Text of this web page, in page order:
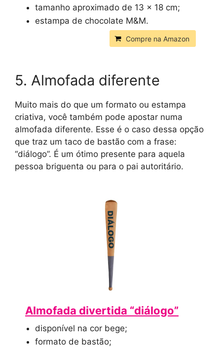
tamanho aproximado de 13 x 18 cm;
estampa de chocolate M&M.
Compre na Amazon
5. Almofada diferente
Muito mais do que um formato ou estampa
criativa, você também pode apostar numa
almofada diferente. Esse é o caso dessa opção
que traz um taco de bastão com a frase:
“diálogo”. É um ótimo presente para aquela
pessoa briguenta ou para o pai autoritário.
Almofada divertida “diálogo”
disponível na cor bege;
formato de bastão;